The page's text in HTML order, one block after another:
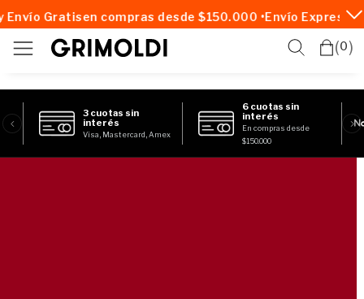
Gratisen compras desde $150.000 •Envío Express en
0
3 cuotas sin
interés
Visa, Mastercard, Amex
6 cuotas sin
interés
En compras desde
$150.000